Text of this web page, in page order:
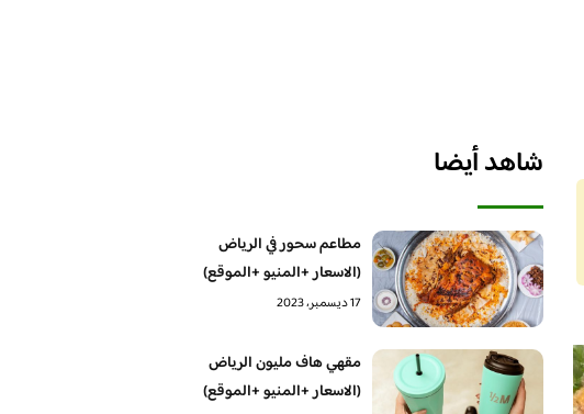
شاهد أيضا
مطاعم سحور في الرياض
(الاسعار +المنيو +الموقع)
17 ديسمبر، 2023
مقهي هاف مليون الرياض
(الاسعار +المنيو +الموقع)